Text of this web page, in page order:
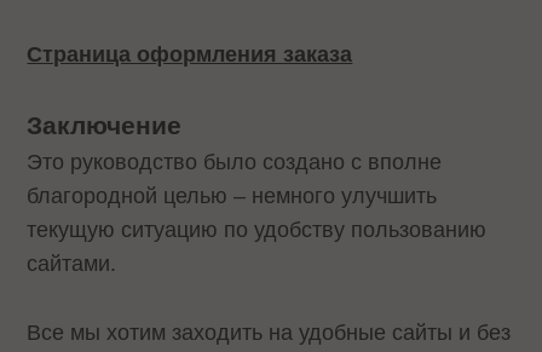
Страница оформления заказа
Заключение
Это руководство было создано с вполне
благородной целью – немного улучшить
текущую ситуацию по удобству пользованию
сайтами.
Все мы хотим заходить на удобные сайты и без